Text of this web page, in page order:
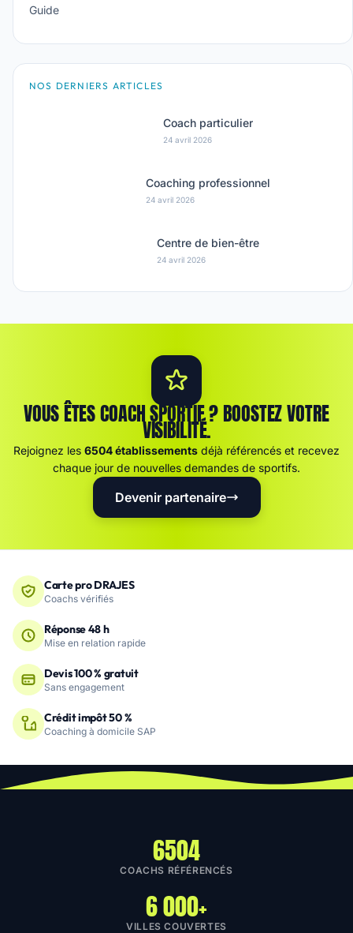
Guide
NOS DERNIERS ARTICLES
Coach particulier
24 avril 2026
Coaching professionnel
24 avril 2026
Centre de bien-être
24 avril 2026
VOUS ÊTES COACH SPORTIF ? BOOSTEZ VOTRE
VISIBILITÉ.
Rejoignez les 6504 établissements déjà référencés et recevez
chaque jour de nouvelles demandes de sportifs.
Devenir partenaire
Carte pro DRAJES
Coachs vérifiés
Réponse 48 h
Mise en relation rapide
Devis 100 % gratuit
Sans engagement
Crédit impôt 50 %
Coaching à domicile SAP
6504
COACHS RÉFÉRENCÉS
6 000+
VILLES COUVERTES